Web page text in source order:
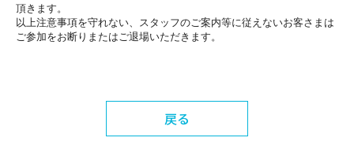
頂きます。
以上注意事項を守れない、スタッフのご案内等に従えないお客さまは
ご参加をお断りまたはご退場いただきます。
戻る